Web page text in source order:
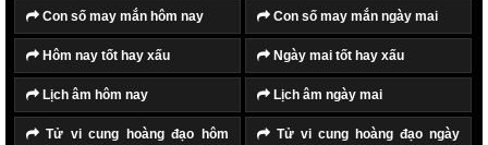
Con số may mắn hôm nay Con số may mắn ngày mai
Hôm nay tốt hay xấu Ngày mai tốt hay xấu
Lịch âm hôm nay Lịch âm ngày mai
Tử vi cung hoàng đạo hôm
Tử vi cung hoàng đạo ngày